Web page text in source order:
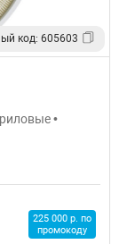
код: 605603
•
225 000 р. по
промокоду